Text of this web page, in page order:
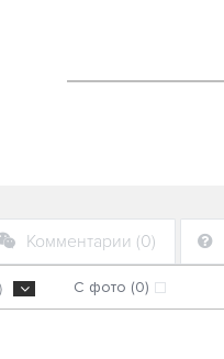
Комментарии (0)
С фото (0)